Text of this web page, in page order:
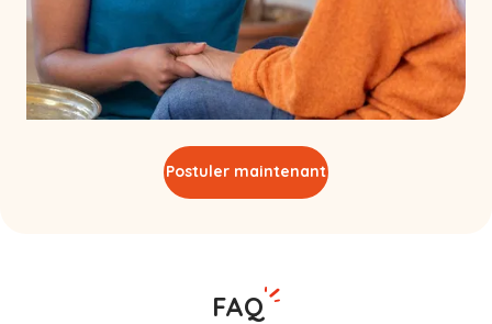
Postuler maintenant
FAQ